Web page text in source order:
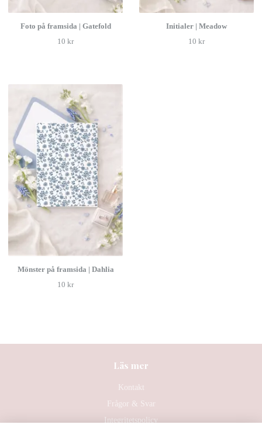
Foto på framsida | Gatefold
10 kr
Initialer | Meadow
10 kr
Mönster på framsida | Dahlia
10 kr
Läs mer
Kontakt
Frågor & Svar
Integritetspolicy